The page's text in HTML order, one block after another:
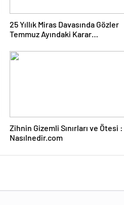
25 Yıllık Miras Davasında Gözler
Temmuz Ayındaki Karar
Zihnin Gizemli Sınırları ve Ötesi :
Nasılnedir.com